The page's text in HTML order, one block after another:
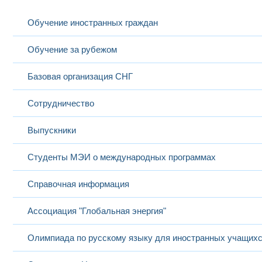
Обучение иностранных граждан
Обучение за рубежом
Базовая организация СНГ
Сотрудничество
Выпускники
Студенты МЭИ о международных программах
Справочная информация
Ассоциация "Глобальная энергия"
Олимпиада по русскому языку для иностранных